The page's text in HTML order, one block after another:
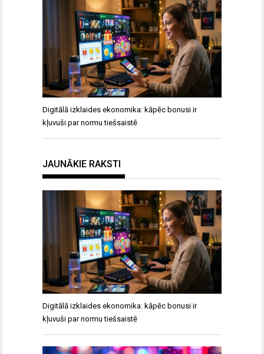
Digitālā izklaides ekonomika: kāpēc bonusi ir
kļuvuši par normu tiešsaistē
JAUNĀKIE RAKSTI
Digitālā izklaides ekonomika: kāpēc bonusi ir
kļuvuši par normu tiešsaistē